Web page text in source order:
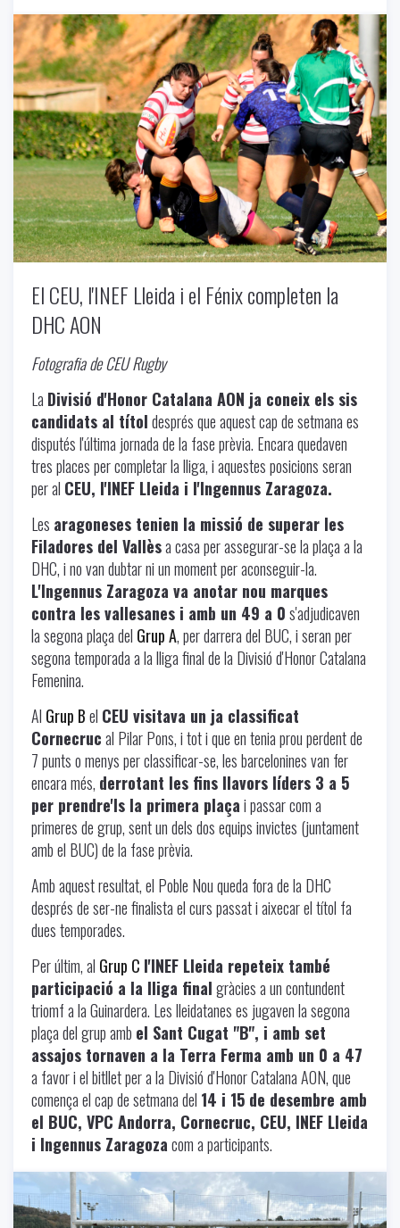
Uncategorized-11/27/2024
El CEU, l'INEF Lleida i el Fénix completen la
DHC AON
Fotografia de CEU Rugby
La Divisió d'Honor Catalana AON ja coneix els sis
candidats al títoldesprés que aquest cap de setmana es
disputés l'última jornada de la fase prèvia. Encara quedaven
tres places per completar la lliga, i aquestes posicions seran
per al CEU, l'INEF Lleida i l'Ingennus Zaragoza.
Les aragoneses tenien la missió de superar les
Filadores del Vallèsa casa per assegurar-se la plaça a la
DHC, i no van dubtar ni un moment per aconseguir-la.
L'Ingennus Zaragoza va anotar nou marques
contra les vallesanes i amb un 49 a 0s'adjudicaven
la segona plaça del Grup A, per darrera del BUC, i seran per
segona temporada a la lliga final de la Divisió d'Honor Catalana
Femenina.
Al Grup Bel CEU visitava un ja classificat
Cornecrucal Pilar Pons, i tot i que en tenia prou perdent de
7 punts o menys per classificar-se, les barcelonines van fer
encara més, derrotant les fins llavors líders 3 a 5
per prendre'ls la primera plaçai passar com a
primeres de grup, sent un dels dos equips invictes (juntament
amb el BUC) de la fase prèvia.
Amb aquest resultat, el Poble Nou queda fora de la DHC
després de ser-ne finalista el curs passat i aixecar el títol fa
dues temporades.
Per últim, al Grup C l'INEF Lleida repeteix també
participació a la lliga finalgràcies a un contundent
triomf a la Guinardera. Les lleidatanes es jugaven la segona
plaça del grup amb el Sant Cugat "B", i amb set
assajos tornaven a la Terra Ferma amb un 0 a 47
a favor i el bitllet per a la Divisió d'Honor Catalana AON, que
comença el cap de setmana del 14 i 15 de desembre amb
el BUC, VPC Andorra, Cornecruc, CEU, INEF Lleida
i Ingennus Zaragozacom a participants.
Uncategorized- 11/26/2024